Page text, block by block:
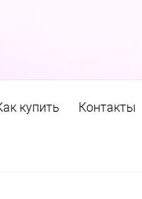
купить Контакты